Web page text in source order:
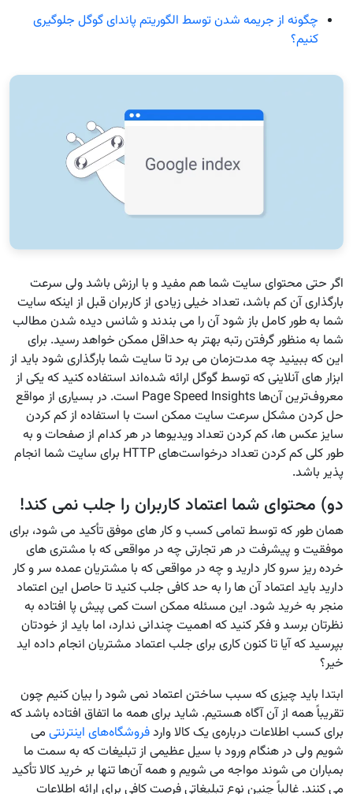
چگونه از جریمه شدن توسط الگوریتم پاندای گوگل جلوگیری
کنیم؟
اگر حتی محتوای سایت شما هم مفید و با ارزش باشد ولی سرعت
بارگذاری آن کم باشد، تعداد خیلی زیادی از کاربران قبل از اینکه سایت
شما به طور کامل باز شود آن را می ‌بندند و شانس دیده شدن مطالب
شما به منظور گرفتن رتبه بهتر به حداقل ممکن خواهد رسید. برای
این که ببینید چه مدت‌زمان می ‌برد تا سایت شما بارگذاری شود باید از
ابزار های آنلاینی که توسط گوگل ارائه شده‌اند استفاده کنید که یکی از
معروف‌ترین آن‌ها Page Speed Insights است. در بسیاری از مواقع
حل کردن مشکل سرعت سایت ممکن است با استفاده از کم کردن
سایز عکس ‌ها، کم کردن تعداد ویدیوها در هر کدام از صفحات و به
طور کلی کم کردن تعداد درخواست‌های HTTP برای سایت شما انجام
‌پذیر باشد.
دو) محتوای شما اعتماد کاربران را جلب نمی کند!
همان‌ طور که توسط تمامی کسب‌ و کار های موفق تأکید می‌ شود، برای
موفقیت و پیشرفت در هر تجارتی چه در مواقعی که با مشتری ‌های
خرده ‌ریز سرو کار دارید و چه در مواقعی که با مشتریان عمده سر و کار
دارید باید اعتماد آن ‌ها را به حد کافی جلب کنید تا حاصل این اعتماد
منجر به خرید شود. این مسئله ممکن است کمی پیش پا افتاده به
نظرتان برسد و فکر کنید که اهمیت چندانی ندارد، اما باید از خودتان
بپرسید که آیا تا کنون کاری برای جلب اعتماد مشتریان انجام داده‌ اید
خیر؟
ابتدا باید چیزی که سبب ساختن اعتماد نمی‌ شود را بیان کنیم چون
تقریباً همه از آن آگاه هستیم. شاید برای همه ما اتفاق افتاده باشد که
برای کسب اطلاعات درباره‌ی یک کالا واردفروشگاه‌های اینترنتی می
‌شویم ولی در هنگام ورود با سیل عظیمی از تبلیغات که به سمت ما
بمباران می ‌شوند مواجه می‌ شویم و همه‌ آن‌ها تنها بر خرید کالا تأکید
می‌ کنند. غالباً چنین نوع تبلیغاتی فرصت کافی برای ارائه اطلاعات